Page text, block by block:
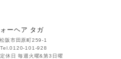
ーヘア タガ
松阪市田原町259-1
Tel.0120-101-928
定休日 毎週火曜&第3日曜